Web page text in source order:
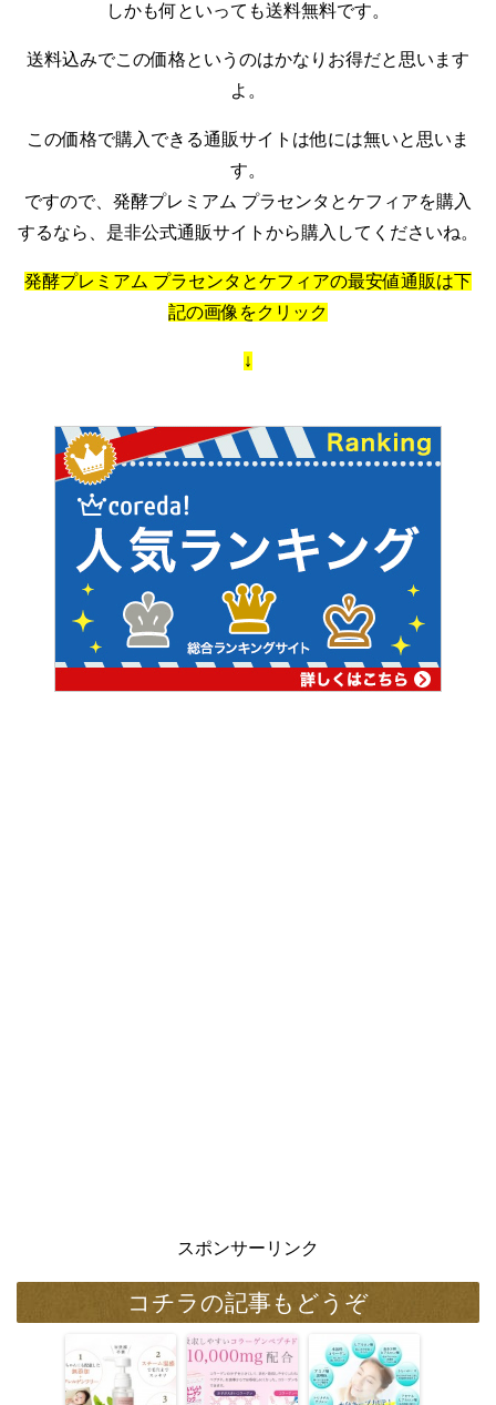
しかも何といっても送料無料です。
送料込みでこの価格というのはかなりお得だと思います
よ。
この価格で購入できる通販サイトは他には無いと思いま
す。
ですので、発酵プレミアム プラセンタとケフィアを購入
するなら、是非公式通販サイトから購入してくださいね。
発酵プレミアム プラセンタとケフィアの最安値通販は下
記の画像をクリック
↓
スポンサーリンク
コチラの記事もどうぞ